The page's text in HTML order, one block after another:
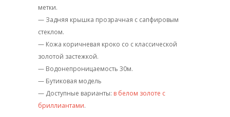
метки.
— Задняя крышка прозрачная с сапфировым
стеклом.
— Кожа коричневая кроко со с классической
золотой застежкой.
— Водонепроницаемость 30м.
— Бутиковая модель
— Доступные варианты: в белом золоте с
бриллиантами.